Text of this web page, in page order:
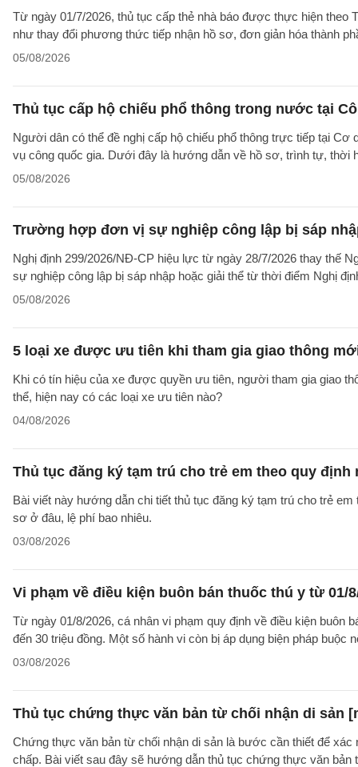
Từ ngày 01/7/2026, thủ tục cấp thẻ nhà báo được thực hiện
như thay đổi phương thức tiếp nhận hồ sơ, đơn giản hóa thành
05/08/2026
Thủ tục cấp hộ chiếu phổ thông trong nước tại
Người dân có thể đề nghị cấp hộ chiếu phổ thông trực tiếp tại
vụ công quốc gia. Dưới đây là hướng dẫn về hồ sơ, trình tự, thời
05/08/2026
Trường hợp đơn vị sự nghiệp công lập bị sáp
Nghị định 299/2026/NĐ-CP hiệu lực từ ngày 28/7/2026 thay thế
sự nghiệp công lập bị sáp nhập hoặc giải thể từ thời điểm Nghị
05/08/2026
5 loại xe được ưu tiên khi tham gia giao thông
Khi có tín hiệu của xe được quyền ưu tiên, người tham gia giao
thể, hiện nay có các loại xe ưu tiên nào?
04/08/2026
Thủ tục đăng ký tạm trú cho trẻ em theo quy định
Bài viết này hướng dẫn chi tiết thủ tục đăng ký tạm trú cho trẻ
sơ ở đâu, lệ phí bao nhiêu.
03/08/2026
Vi phạm về điều kiện buôn bán thuốc thú y từ 01/
Từ ngày 01/8/2026, cá nhân vi phạm quy định về điều kiện buôn
đến 30 triệu đồng. Một số hành vi còn bị áp dụng biện pháp
03/08/2026
Thủ tục chứng thực văn bản từ chối nhận di sản
Chứng thực văn bản từ chối nhận di sản là bước cần thiết để
chấp. Bài viết sau đây sẽ hướng dẫn thủ tục chứng thực văn